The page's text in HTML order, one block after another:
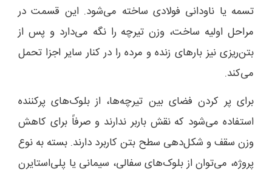
تسمه یا ناودانی فولادی ساخته می‌شود. این قسمت در
مراحل اولیه ساخت، وزن تیرچه را نگه می‌دارد و پس از
بتن‌ریزی نیز بارهای زنده و مرده را در کنار سایر اجزا تحمل
می‌کند.
برای پر کردن فضای بین تیرچه‌ها، از بلوک‌های پرکننده
استفاده می‌شود که نقش باربر ندارند و صرفاً برای کاهش
وزن سقف و شکل‌دهی سطح بتن کاربرد دارند. بسته به نوع
پروژه، می‌توان از بلوک‌های سفالی، سیمانی یا پلی‌استایرن